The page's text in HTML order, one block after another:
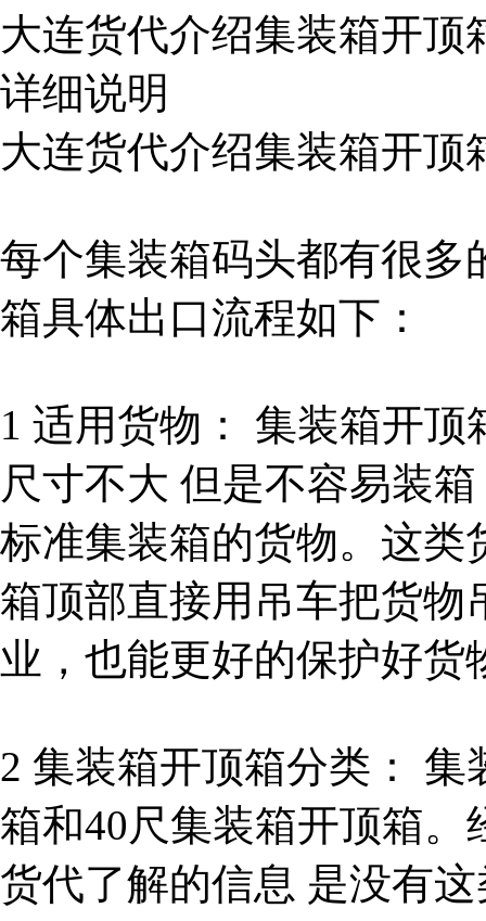
大连货代介绍集装箱开顶
详细说明
大连货代介绍集装箱开顶
每个集装箱码头都有很多
箱具体出口流程如下：
1 适用货物： 集装箱开
尺寸不大 但是不容易装
标准集装箱的货物。这类
箱顶部直接用吊车把货物
业，也能更好的保护好货
2 集装箱开顶箱分类：
箱和40尺集装箱开顶箱
货代了解的信息 是没有